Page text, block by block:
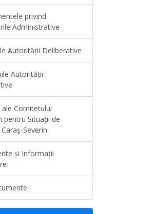
privind
Administrative
Autorității Deliberative
Autorității
Comitetului
pentru Situaţii de
Severin
și Informații